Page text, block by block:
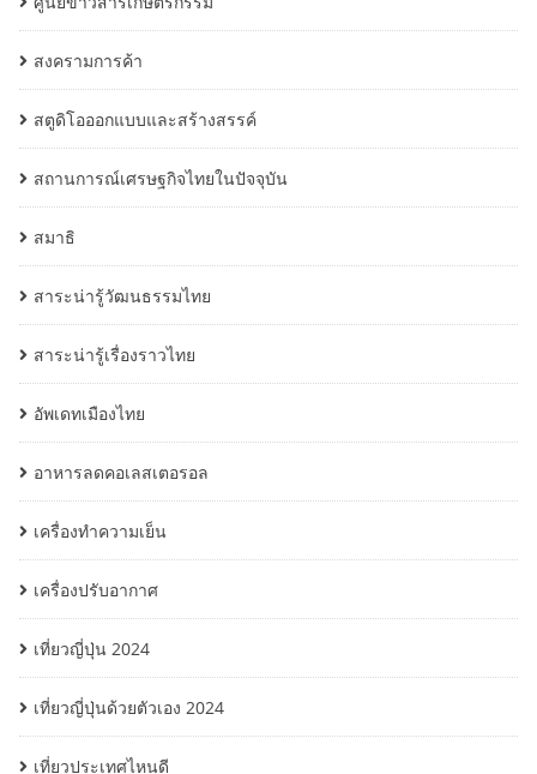
สงครามการค้า
สตูดิโอออกแบบและสร้างสรรค์
สถานการณ์เศรษฐกิจไทยในปัจจุบัน
สมาธิ
สาระน่ารู้วัฒนธรรมไทย
สาระน่ารู้เรื่องราวไทย
อัพเดทเมืองไทย
อาหารลดคอเลสเตอรอล
เครื่องทำความเย็น
เครื่องปรับอากาศ
เที่ยวญี่ปุ่น 2024
เที่ยวญี่ปุ่นด้วยตัวเอง 2024
เที่ยวประเทศไหนดี